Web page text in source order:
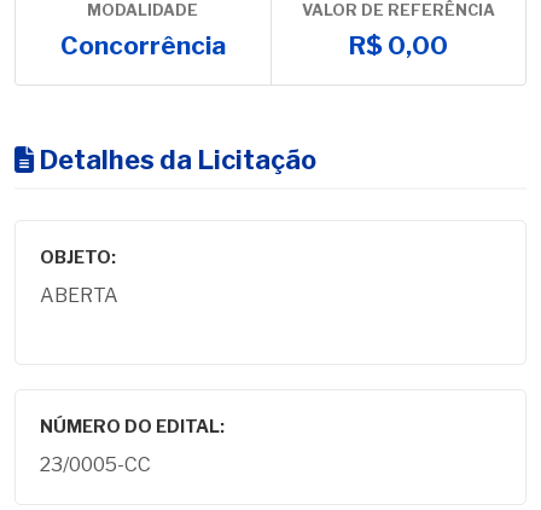
MODALIDADE
Concorrência
VALOR DE REFERÊNCIA
R$ 0,00
Detalhes da Licitação
OBJETO:
ABERTA
NÚMERO DO EDITAL:
23/0005-CC